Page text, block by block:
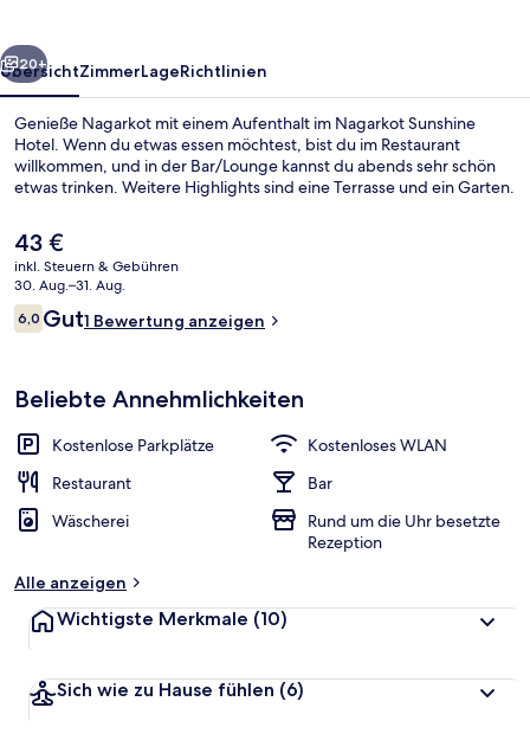
Fassade der Unterkunft
Weiter
20+
ÜbersichtZimmerLageRichtlinien
Genieße Nagarkot mit einem Aufenthalt im Nagarkot Sunshine
Hotel. Wenn du etwas essen möchtest, bist du im Restaurant
willkommen, und in der Bar/Lounge kannst du abends sehr schön
etwas trinken. Weitere Highlights sind eine Terrasse und ein Garten.
Der
aktuelle
Preis
beträgt
43 €.
43 €
inkl. Steuern & Gebühren
30. Aug.–31. Aug.
Bewertungen
6,06,0 von 10.
Gut1 Bewertung anzeigen
Beliebte Annehmlichkeiten
Kostenlose Parkplätze
Kostenloses WLAN
Restaurant
Bar
Wäscherei
Rund um die Uhr besetzte
Rezeption
Alle anzeigen
Wichtigste Merkmale (10)
Sich wie zu Hause fühlen (6)